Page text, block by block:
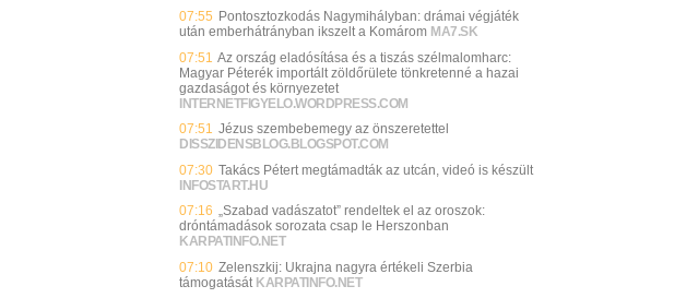
07:55 Pontosztozkodás Nagymihályban: drámai végjáték
után emberhátrányban ikszelt a Komárom MA7.SK
07:51 Az ország eladósítása és a tiszás szélmalomharc:
Magyar Péterék importált zöldőrülete tönkretenné a hazai
gazdaságot és környezetet
INTERNETFIGYELO.WORDPRESS.COM
07:51 Jézus szembebemegy az önszeretettel
DISSZIDENSBLOG.BLOGSPOT.COM
07:30 Takács Pétert megtámadták az utcán, videó is készült
INFOSTART.HU
07:16 „Szabad vadászatot” rendeltek el az oroszok:
dróntámadások sorozata csap le Herszonban
KARPATINFO.NET
07:10 Zelenszkij: Ukrajna nagyra értékeli Szerbia
támogatását KARPATINFO.NET